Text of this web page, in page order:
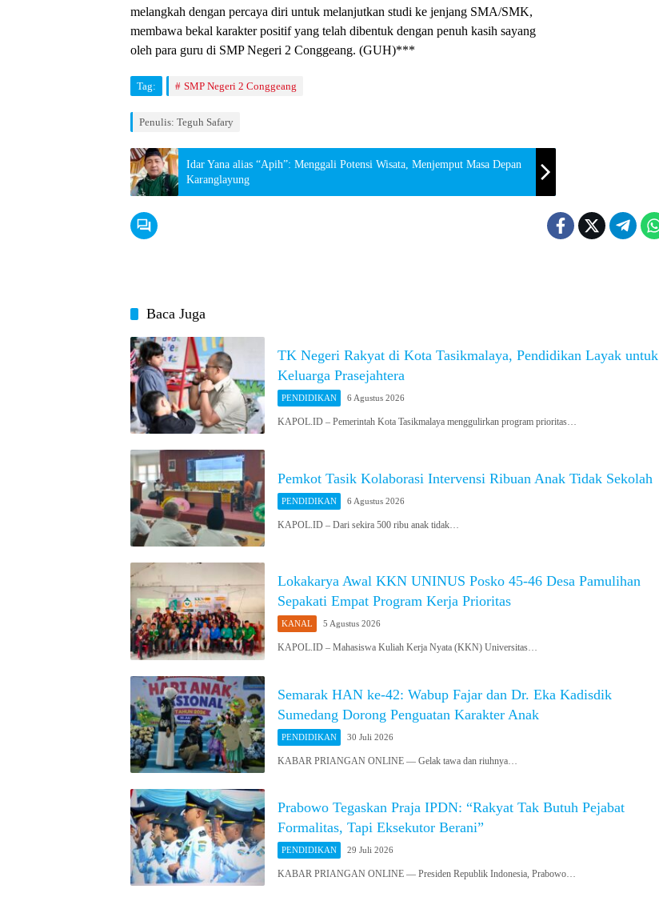
melangkah dengan percaya diri untuk melanjutkan studi ke jenjang SMA/SMK,
membawa bekal karakter positif yang telah dibentuk dengan penuh kasih sayang
oleh para guru di SMP Negeri 2 Conggeang. (GUH)***
Tag: SMP Negeri 2 Conggeang
Penulis: Teguh Safary
Idar Yana alias “Apih”: Menggali Potensi Wisata, Menjemput Masa Depan
Karanglayung
Baca Juga
TK Negeri Rakyat di Kota Tasikmalaya, Pendidikan Layak untuk
Keluarga Prasejahtera
PENDIDIKAN 6 Agustus 2026
KAPOL.ID – Pemerintah Kota Tasikmalaya menggulirkan program prioritas…
Pemkot Tasik Kolaborasi Intervensi Ribuan Anak Tidak Sekolah
PENDIDIKAN 6 Agustus 2026
KAPOL.ID – Dari sekira 500 ribu anak tidak…
Lokakarya Awal KKN UNINUS Posko 45-46 Desa Pamulihan
Sepakati Empat Program Kerja Prioritas
KANAL 5 Agustus 2026
KAPOL.ID – Mahasiswa Kuliah Kerja Nyata (KKN) Universitas…
Semarak HAN ke-42: Wabup Fajar dan Dr. Eka Kadisdik
Sumedang Dorong Penguatan Karakter Anak
PENDIDIKAN 30 Juli 2026
KABAR PRIANGAN ONLINE — Gelak tawa dan riuhnya…
Prabowo Tegaskan Praja IPDN: “Rakyat Tak Butuh Pejabat
Formalitas, Tapi Eksekutor Berani”
PENDIDIKAN 29 Juli 2026
KABAR PRIANGAN ONLINE — Presiden Republik Indonesia, Prabowo…